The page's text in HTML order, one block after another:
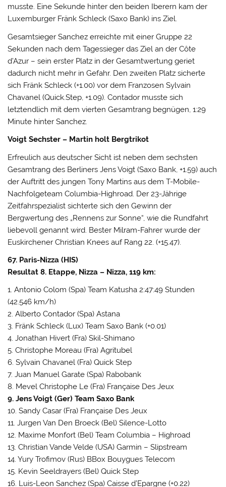
musste. Eine Sekunde hinter den beiden Iberern kam der
Luxemburger Fränk Schleck (Saxo Bank) ins Ziel.
Gesamtsieger Sanchez erreichte mit einer Gruppe 22
Sekunden nach dem Tagessieger das Ziel an der Côte
d’Azur – sein erster Platz in der Gesamtwertung geriet
dadurch nicht mehr in Gefahr. Den zweiten Platz sicherte
sich Fränk Schleck (+1.00) vor dem Franzosen Sylvain
Chavanel (Quick.Step, +1.09). Contador musste sich
letztendlich mit dem vierten Gesamtrang begnügen, 1:29
Minute hinter Sanchez.
Voigt Sechster – Martin holt Bergtrikot
Erfreulich aus deutscher Sicht ist neben dem sechsten
Gesamtrang des Berliners Jens Voigt (Saxo Bank, +1.59) auch
der Auftritt des jungen Tony Martins aus dem T-Mobile-
Nachfolgeteam Columbia-Highroad. Der 23-Jährige
Zeitfahrspezialist sichterte sich den Gewinn der
Bergwertung des „Rennens zur Sonne“, wie die Rundfahrt
liebevoll genannt wird. Bester Milram-Fahrer wurde der
Euskirchener Christian Knees auf Rang 22. (+15.47).
67. Paris-Nizza (HIS)
Resultat 8. Etappe, Nizza – Nizza, 119 km:
1. Antonio Colom (Spa) Team Katusha 2:47:49 Stunden
(42.546 km/h)
2. Alberto Contador (Spa) Astana
3. Fränk Schleck (Lux) Team Saxo Bank (+0.01)
4. Jonathan Hivert (Fra) Skil-Shimano
5. Christophe Moreau (Fra) Agritubel
6. Sylvain Chavanel (Fra) Quick Step
7. Juan Manuel Garate (Spa) Rabobank
8. Mevel Christophe Le (Fra) Française Des Jeux
9. Jens Voigt (Ger) Team Saxo Bank
10. Sandy Casar (Fra) Française Des Jeux
11. Jurgen Van Den Broeck (Bel) Silence-Lotto
12. Maxime Monfort (Bel) Team Columbia – Highroad
13. Christian Vande Velde (USA) Garmin – Slipstream
14. Yury Trofimov (Rus) BBox Bouygues Telecom
15. Kevin Seeldrayers (Bel) Quick Step
16. Luis-Leon Sanchez (Spa) Caisse d’Epargne (+0.22)